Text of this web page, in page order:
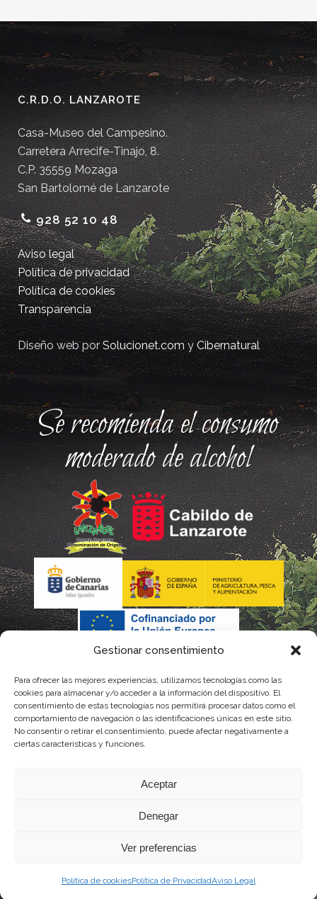
Gestionar consentimiento
Para ofrecer las mejores experiencias, utilizamos tecnologías como las
cookies para almacenar y/o acceder a la información del dispositivo. El
consentimiento de estas tecnologías nos permitirá procesar datos como el
comportamiento de navegación o las identificaciones únicas en este sitio.
No consentir o retirar el consentimiento, puede afectar negativamente a
ciertas características y funciones.
Aceptar
Denegar
Ver preferencias
Política de cookiesPolítica de PrivacidadAviso Legal
C.R.D.O. LANZAROTE
Casa-Museo del Campesino.
Carretera Arrecife-Tinajo, 8.
C.P. 35559 Mozaga
San Bartolomé de Lanzarote
928 52 10 48
Aviso legal
Política de privacidad
Política de cookies
Transparencia
Diseño web porSolucionet.comyCibernatural
Se recomienda el consumo
moderado de alcohol
La gestión de la DOP Lanzarote realizada por este Consejo
Regulador es financiada, parcialmente, por el Gobierno de
Canarias
Instituto Canario de Calidad Agroalimentaria